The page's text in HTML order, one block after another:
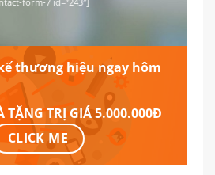
thương hiệu ngay hôm
TẶNG TRỊ GIÁ 5.000.000Đ
CLICK ME